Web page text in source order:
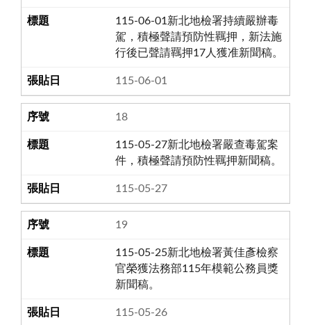
115-06-01新北地檢署持續嚴辦毒
駕，積極聲請預防性羈押，新法施
行後已聲請羈押17人獲准新聞稿。
115-06-01
18
115-05-27新北地檢署嚴查毒駕案
件，積極聲請預防性羈押新聞稿。
115-05-27
19
115-05-25新北地檢署黃佳彥檢察
官榮獲法務部115年模範公務員獎
新聞稿。
115-05-26